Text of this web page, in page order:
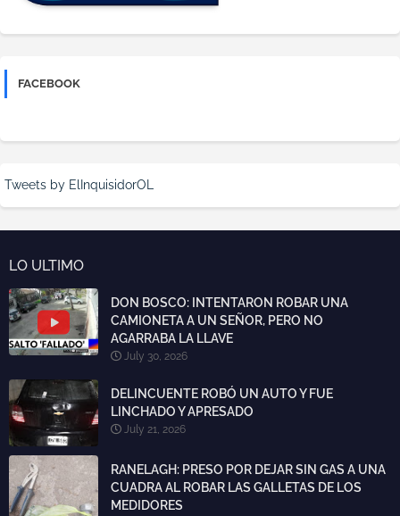
FACEBOOK
Tweets by ElInquisidorOL
LO ULTIMO
DON BOSCO: INTENTARON ROBAR UNA
CAMIONETA A UN SEÑOR, PERO NO
AGARRABA LA LLAVE
July 30, 2026
DELINCUENTE ROBÓ UN AUTO Y FUE
LINCHADO Y APRESADO
July 21, 2026
RANELAGH: PRESO POR DEJAR SIN GAS A UNA
CUADRA AL ROBAR LAS GALLETAS DE LOS
MEDIDORES